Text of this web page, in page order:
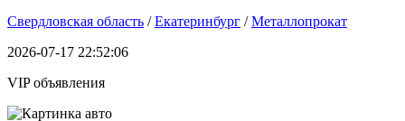
Свердловская область /Екатеринбург /Металлопрокат
2026-07-17 22:52:06
VIP объявления